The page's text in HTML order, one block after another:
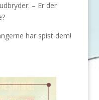
– Er der
har spist dem!